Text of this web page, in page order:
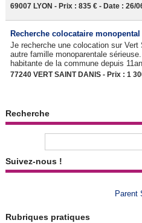
69007 LYON - Prix : 835 € - Date : 26/
Recherche colocataire
Je recherche une colocation sur
autre famille monoparentale
habitante de la commune depuis
77240 VERT SAINT DANIS - Prix : 1
Recherche
Suivez-nous !
Parent
Rubriques pratiques